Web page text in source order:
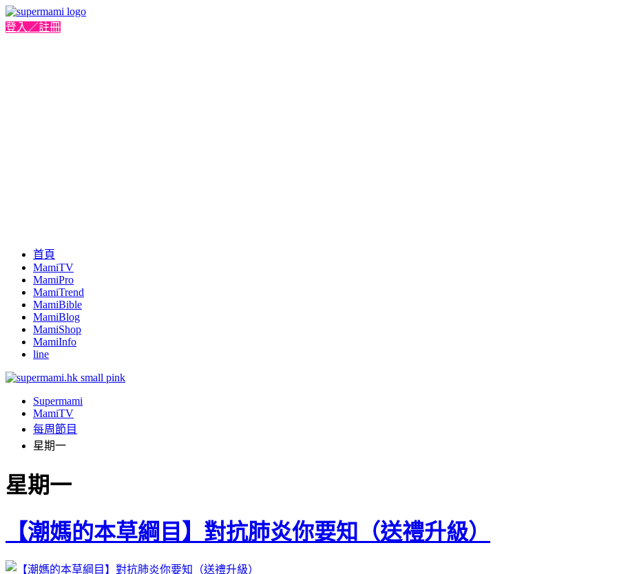
登入／註冊
首頁
MamiTV
MamiPro
MamiTrend
MamiBible
MamiBlog
MamiShop
MamiInfo
line
Supermami
MamiTV
每周節目
星期一
星期一
【潮媽的本草綱目】對抗肺炎你要知（送禮升級）